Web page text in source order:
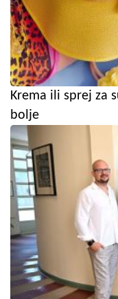
Krema ili sprej za
bolje